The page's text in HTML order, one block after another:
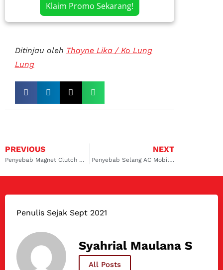
Klaim Promo Sekarang!
Ditinjau oleh Thayne Lika / Ko Lung
Lung
PREVIOUS
Penyebab Magnet Clutch AC Mobil Rusak
NEXT
Penyebab Selang AC Mobil Bocor
Penulis Sejak Sept 2021
Syahrial Maulana S
All Posts